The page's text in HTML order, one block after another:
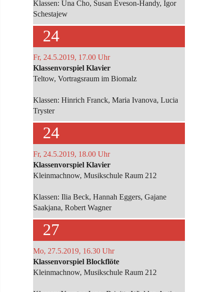
Klassen: Una Cho, Susan Eveson-Handy, Igor
Schestajew
24
Fr, 24.5.2019, 17.00 Uhr
Klassenvorspiel Klavier
Teltow, Vortragsraum im Biomalz
Klassen: Hinrich Franck, Maria Ivanova, Lucia
Tryster
24
Fr, 24.5.2019, 18.00 Uhr
Klassenvorspiel Klavier
Kleinmachnow, Musikschule Raum 212
Klassen: Ilia Beck, Hannah Eggers, Gajane
Saakjana, Robert Wagner
27
Mo, 27.5.2019, 16.30 Uhr
Klassenvorspiel Blockflöte
Kleinmachnow, Musikschule Raum 212